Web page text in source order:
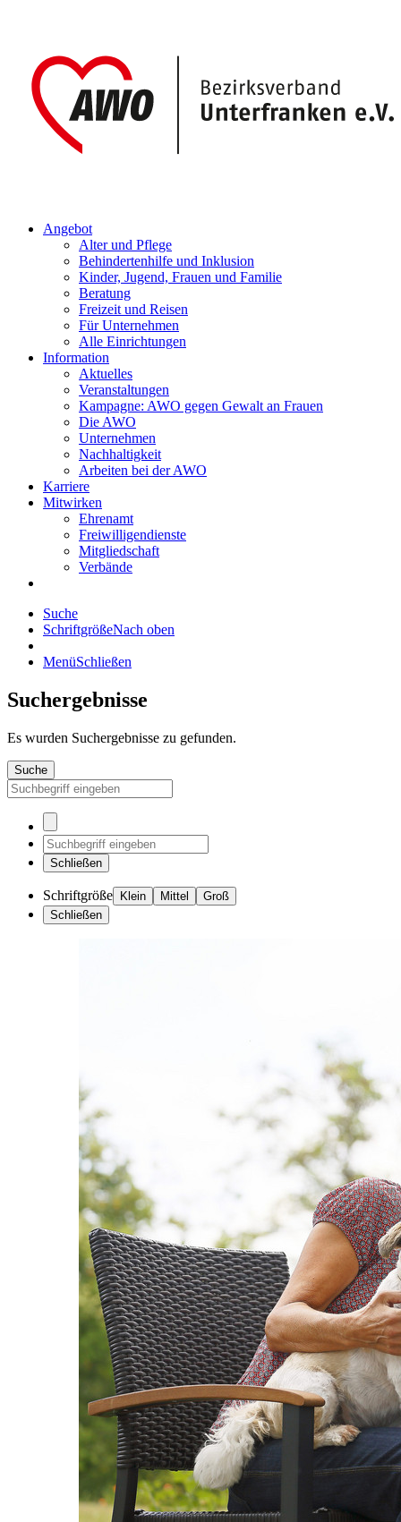
Angebot
Alter und Pflege
Behindertenhilfe und Inklusion
Kinder, Jugend, Frauen und Familie
Beratung
Freizeit und Reisen
Für Unternehmen
Alle Einrichtungen
Information
Aktuelles
Veranstaltungen
Kampagne: AWO gegen Gewalt an Frauen
Die AWO
Unternehmen
Nachhaltigkeit
Arbeiten bei der AWO
Karriere
Mitwirken
Ehrenamt
Freiwilligendienste
Mitgliedschaft
Verbände
Suche
SchriftgrößeNach oben
MenüSchließen
Suchergebnisse
Es wurden Suchergebnisse zu gefunden.
Suche
Schließen
Schriftgröße Klein Mittel
Groß
Schließen